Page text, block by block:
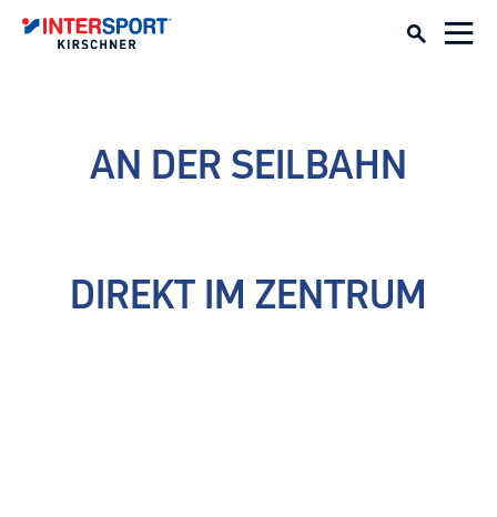
AN DER SEILBAHN
DIREKT IM ZENTRUM